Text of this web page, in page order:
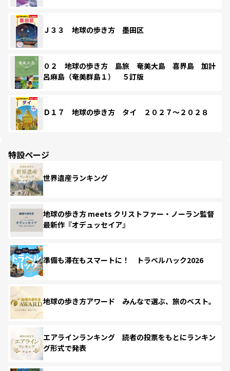
Ｊ３３ 地球の歩き方 墨田区
０２ 地球の歩き方 島旅 奄美大島 喜界島 加計
呂麻島（奄美群島１） ５訂版
Ｄ１７ 地球の歩き方 タイ ２０２７～２０２８
特設ページ
世界遺産ランキング
地球の歩き方 meets クリストファー・ノーラン監督
最新作『オデュッセイア』
準備も滞在もスマートに！ トラベルハック2026
地球の歩き方アワード みんなで選ぶ、旅のベスト。
エアラインランキング 読者の投票をもとにランキン
グ形式で発表